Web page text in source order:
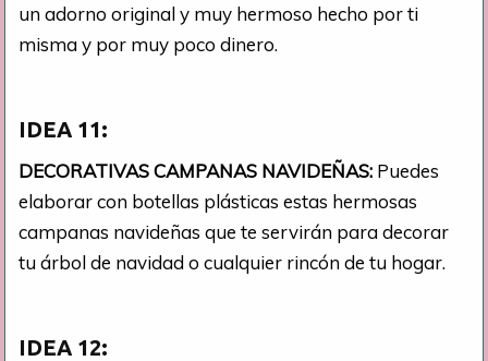
un adorno original y muy hermoso hecho por ti
misma y por muy poco dinero.
IDEA 11:
DECORATIVAS CAMPANAS NAVIDEÑAS: Puedes
elaborar con botellas plásticas estas hermosas
campanas navideñas que te servirán para decorar
tu árbol de navidad o cualquier rincón de tu hogar.
IDEA 12: